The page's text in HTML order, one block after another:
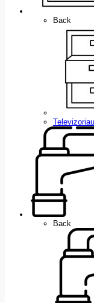
Back
Back